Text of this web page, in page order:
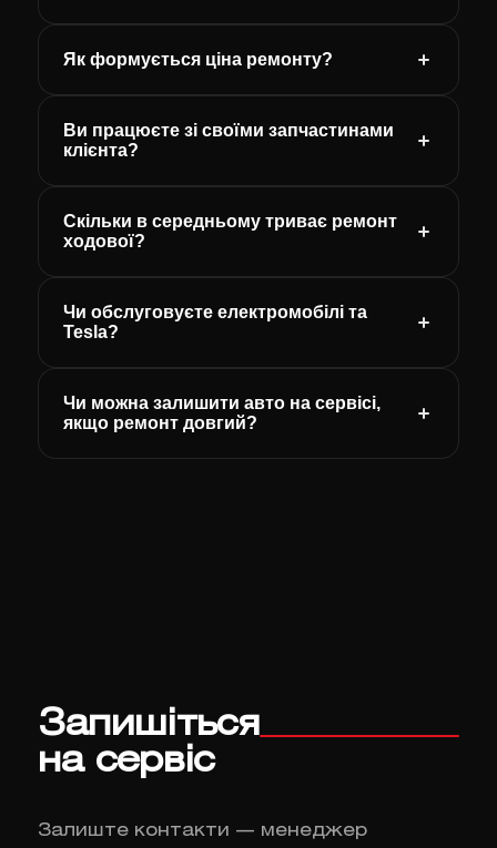
Як формується ціна ремонту?
Ви працюєте зі своїми запчастинами
клієнта?
Скільки в середньому триває ремонт
ходової?
Чи обслуговуєте електромобілі та
Tesla?
Чи можна залишити авто на сервісі,
якщо ремонт довгий?
Запишіться
на сервіс
Залиште контакти — менеджер